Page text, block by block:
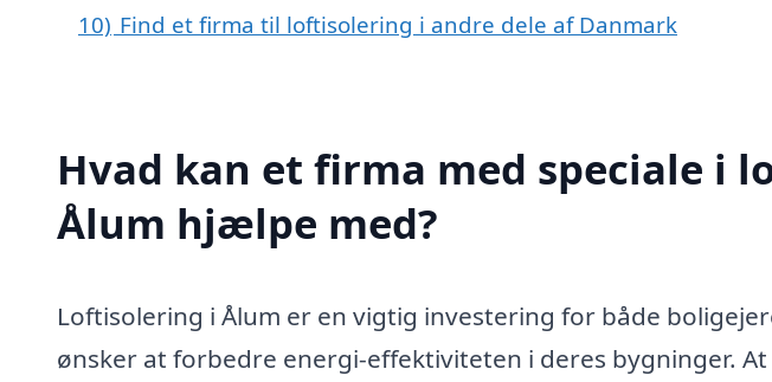
10) Find et firma til loftisolering i andre dele af Danmark
Hvad kan et firma med speciale i
Ålum hjælpe med?
Loftisolering i Ålum er en vigtig investering for både
ønsker at forbedre energi-effektiviteten i deres bygninger.